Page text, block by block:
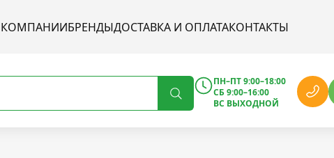
БРЕНДЫДОСТАВКА И ОПЛАТАКОНТАКТЫ
ПН–ПТ 9:00–18:00
СБ 9:00–16:00
ВС ВЫХОДНОЙ